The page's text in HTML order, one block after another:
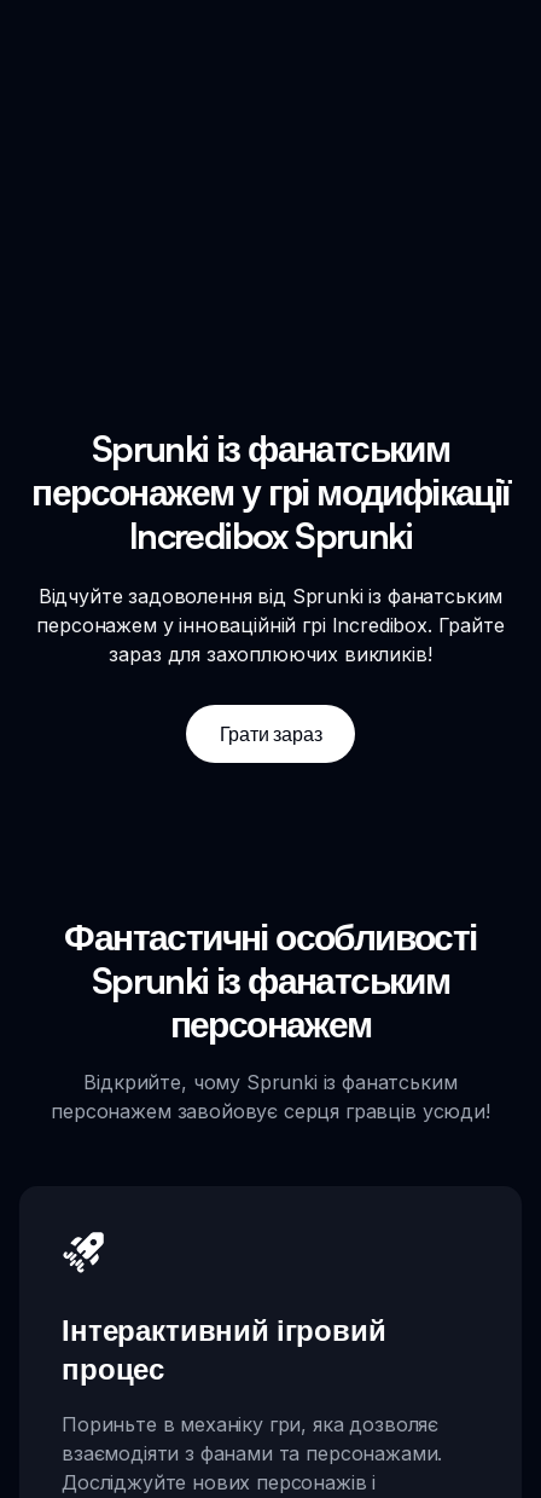
Sprunki із фанатським
персонажем у грі модифікації
Incredibox Sprunki
Відчуйте задоволення від Sprunki із фанатським
персонажем у інноваційній грі Incredibox. Грайте
зараз для захоплюючих викликів!
Грати зараз
Фантастичні особливості
Sprunki із фанатським
персонажем
Відкрийте, чому Sprunki із фанатським
персонажем завойовує серця гравців усюди!
Інтерактивний ігровий
процес
Пориньте в механіку гри, яка дозволяє
взаємодіяти з фанами та персонажами.
Досліджуйте нових персонажів і